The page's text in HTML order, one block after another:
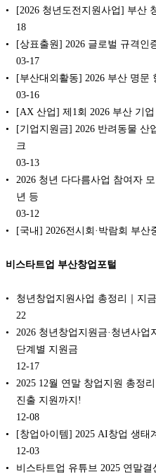
[2026 청년도전지원사업] 부산
18
[상표출원] 2026 글로벌 규격인
03-17
[부산대외활동] 2026 부산 명문
03-16
[AX 산업] 제1회 2026 부산 기
[기업지원금] 2026 반려동물 산
크
03-13
2026 청년 다다름사업 참여자
년 등
03-12
[국내] 2026전시회·박람회 부
비스타트업 부산창업포털
청년창업지원사업 총정리｜지
22
2026 청년창업지원금·청년사
단계별 지원금
12-17
2025 12월 연말 창업지원 총정
진출 지원까지!
12-08
[창업아이템] 2025 AI창업 생태
12-03
비스타트업 유튜브 2025 연말